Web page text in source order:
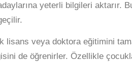
yeterli bilgileri aktarır.
lisans veya doktora eğitimini
de öğrenirler. Özellikle